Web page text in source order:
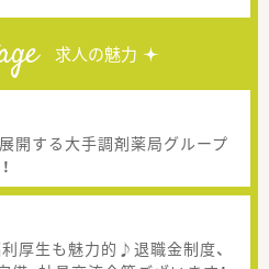
求人の魅力
開する大手調剤薬局グループ
厚生も魅力的♪退職金制度、